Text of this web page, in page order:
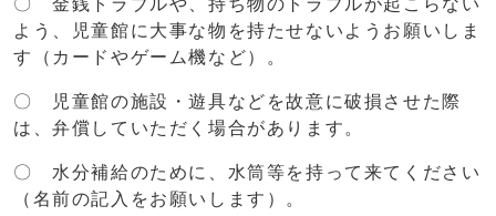
よう、児童館に大事な物を持たせないようお願いしま
す（カードやゲーム機など）。
〇 児童館の施設・遊具などを故意に破損させた際
は、弁償していただく場合があります。
〇 水分補給のために、水筒等を持って来てください
（名前の記入をお願いします）。